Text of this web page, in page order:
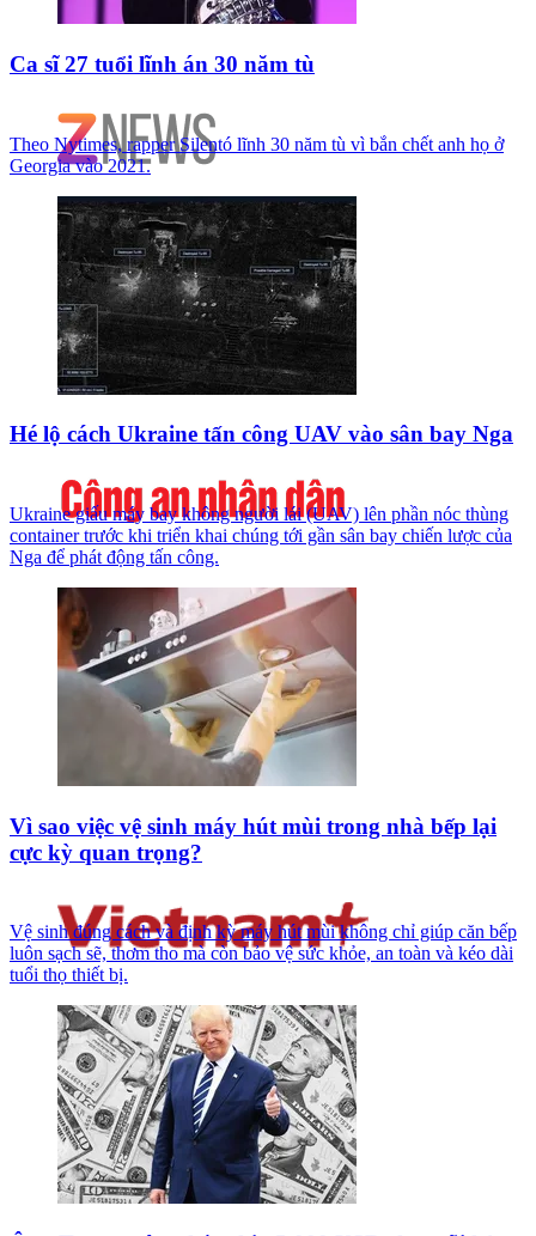
Ca sĩ 27 tuổi lĩnh án 30 năm tù
Theo Nytimes, rapper Silentó lĩnh 30 năm tù vì bắn chết anh họ ở
Georgia vào 2021.
Hé lộ cách Ukraine tấn công UAV vào sân bay Nga
Ukraine giấu máy bay không người lái (UAV) lên phần nóc thùng
container trước khi triển khai chúng tới gần sân bay chiến lược của
Nga để phát động tấn công.
Vì sao việc vệ sinh máy hút mùi trong nhà bếp lại
cực kỳ quan trọng?
Vệ sinh đúng cách và định kỳ máy hút mùi không chỉ giúp căn bếp
luôn sạch sẽ, thơm tho mà còn bảo vệ sức khỏe, an toàn và kéo dài
tuổi thọ thiết bị.